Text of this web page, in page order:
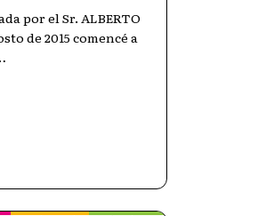
por el Sr. ALBERTO
de 2015 comencé a